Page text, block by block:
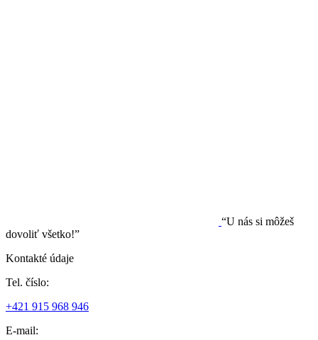
“U nás si môžeš
dovoliť všetko!”
Kontakté údaje
Tel. číslo:
+421 915 968 946
E-mail: